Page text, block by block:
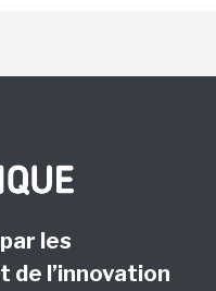
les
de l’innovation